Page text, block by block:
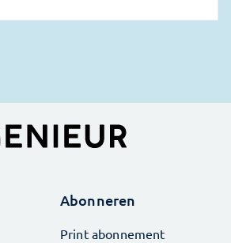
Abonneren
Print abonnement